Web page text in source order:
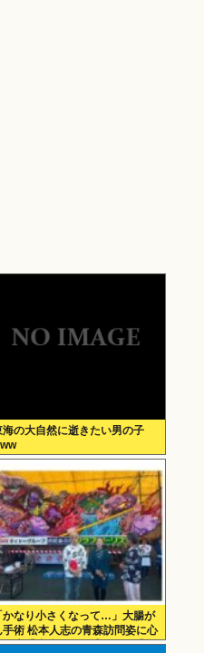
海の大自然に逝きたい男の子
かなり小さくなって…」大腸が
手術 松本人志の青森訪問姿に心
の声「脂肪のない感じが」「無